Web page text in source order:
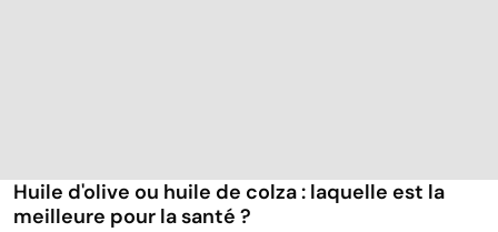
Huile d'olive ou huile de colza : laquelle est la
meilleure pour la santé ?